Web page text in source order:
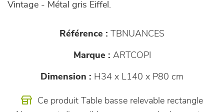
Vintage - Métal gris Eiffel.
Référence : TBNUANCES
Marque : ARTCOPI
Dimension : H34 x L140 x P80 cm
Ce produit Table basse relevable rectangle